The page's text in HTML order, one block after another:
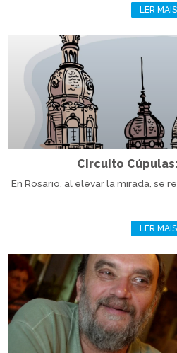
LER MAIS
Circuito
En Rosario, al elevar la mirada, se
LER MAIS